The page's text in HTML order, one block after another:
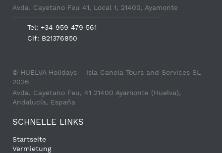
Avda. Cayetano Feu 41, Local 1, 21400, Ayamonte
Tel: +34 959 479 561
Cif: B21376850
© HUELVA Holidays – Isla Canela Tours and Services SL
2026
Avda. Cayetano Feu, 41 21400 Ayamonte (Huelva),
Andalucía, España
SCHNELLE LINKS
Startseite
Vermietung